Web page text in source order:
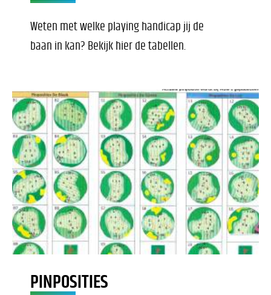
Weten met welke playing handicap jij de
baan in kan? Bekijk hier de tabellen.
PINPOSITIES